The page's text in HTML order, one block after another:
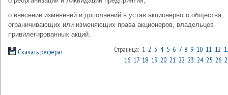
о внесении изменений и дополнений в устав акционерного общества,
ограничивающих или изменяющих права акционеров, владельцев
привилегированных акций.
Скачать реферат Страница: 1 2 3 4 5 6 7 8 9 10 11 12
16 17 18 19 20 21 22 23 24 25 26